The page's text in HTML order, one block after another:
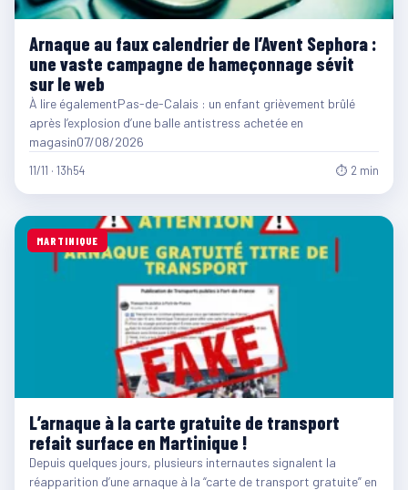
Arnaque au faux calendrier de l’Avent Sephora :
une vaste campagne de hameçonnage sévit
sur le web
À lire égalementPas-de-Calais : un enfant grièvement brûlé
après l’explosion d’une balle antistress achetée en
magasin07/08/2026
11/11 · 13h54 ⏱ 2 min
MARTINIQUE
L’arnaque à la carte gratuite de transport
refait surface en Martinique !
Depuis quelques jours, plusieurs internautes signalent la
réapparition d’une arnaque à la “carte de transport gratuite” en